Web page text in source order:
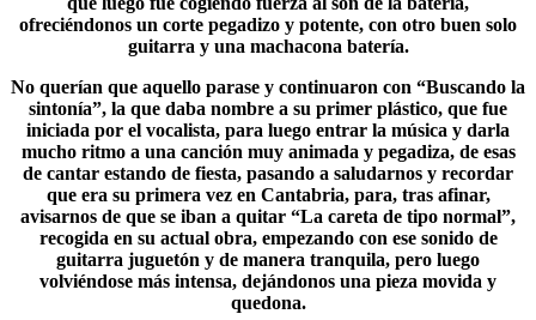
ofreciéndonos un corte pegadizo y potente, con otro buen solo
guitarra y una machacona batería.
No querían que aquello parase y continuaron con “Buscando la
sintonía”, la que daba nombre a su primer plástico, que fue
iniciada por el vocalista, para luego entrar la música y darla
mucho ritmo a una canción muy animada y pegadiza, de esas
de cantar estando de fiesta, pasando a saludarnos y recordar
que era su primera vez en Cantabria, para, tras afinar,
avisarnos de que se iban a quitar “La careta de tipo normal”,
recogida en su actual obra, empezando con ese sonido de
guitarra juguetón y de manera tranquila, pero luego
volviéndose más intensa, dejándonos una pieza movida y
quedona.